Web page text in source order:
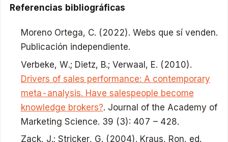
Referencias bibliográficas
Moreno Ortega, C. (2022). Webs que sí venden.
Publicación independiente.
Verbeke, W.; Dietz, B.; Verwaal, E. (2010).
Drivers of sales performance: A contemporary
meta-analysis. Have salespeople become
knowledge brokers?. Journal of the Academy of
Marketing Science. 39 (3): 407 – 428.
Zack, J.; Stricker, G. (2004). Kraus, Ron, ed.